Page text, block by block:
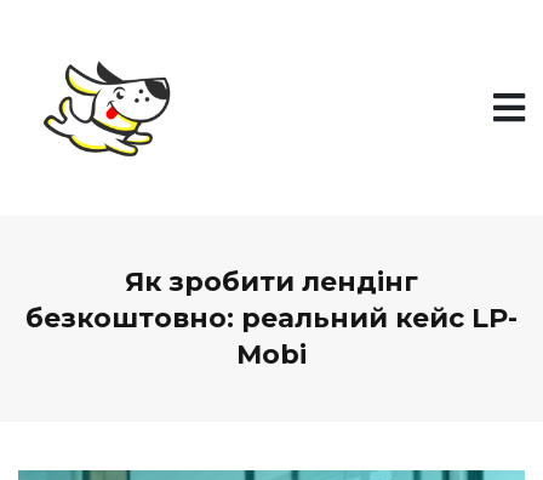
Як зробити лендінг
безкоштовно: реальний кейс LP-
Mobi